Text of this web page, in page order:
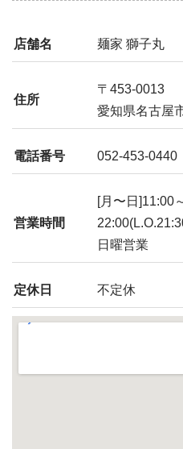
メン東海
ーメンま
たのが、
し、こだわ
イベントで
店舗名 麺家 獅子丸
住所
〒453-0013
愛知県名古屋
電話番号 052-453-0440
営業時間
[月〜日]11:00
日曜営業
定休日 不定休